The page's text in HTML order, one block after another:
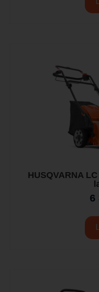
HUSQVARNA
6